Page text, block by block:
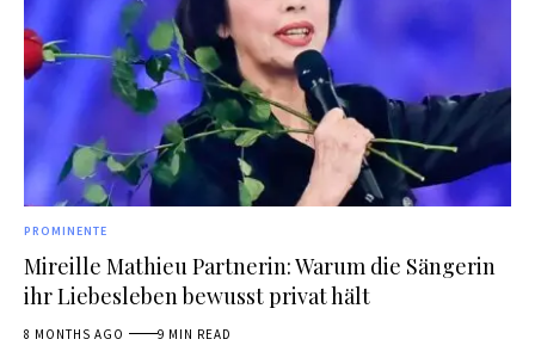
PROMINENTE
Mireille Mathieu Partnerin: Warum die Sängerin
ihr Liebesleben bewusst privat hält
8 MONTHS AGO 9 MIN READ